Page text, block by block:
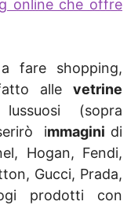
online che offre
fare shopping,
alle vetrine
(sopra
immagini di
Hogan, Fendi,
Gucci, Prada,
prodotti con